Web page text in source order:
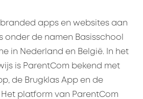
apps en websites aan
onder de namen Basisschool
in Nederland en België. In het
is ParentCom bekend met
de Brugklas App en de
platform van ParentCom